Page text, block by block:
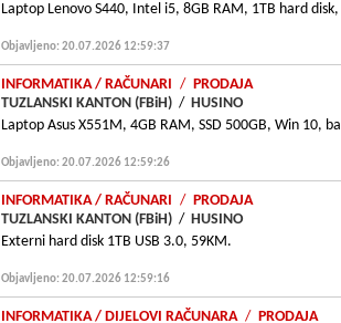
Laptop Lenovo S440, Intel i5, 8GB RAM, 1TB hard
Objavljeno: 20.07.2026 12:59:37
INFORMATIKA/ RAČUNARI / PRODAJA
TUZLANSKI KANTON (FBiH) / HUSINO
Laptop Asus X551M, 4GB RAM, SSD 500GB, Win 10,
Objavljeno: 20.07.2026 12:59:26
INFORMATIKA/ RAČUNARI / PRODAJA
TUZLANSKI KANTON (FBiH) / HUSINO
Externi hard disk 1TB USB 3.0, 59KM.
Objavljeno: 20.07.2026 12:59:16
INFORMATIKA/ DIJELOVI RAČUNARA / PRODAJA